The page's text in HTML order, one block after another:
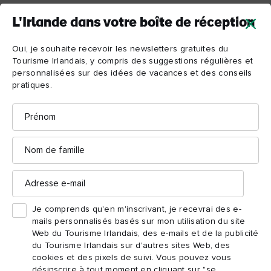
L'Irlande dans votre boîte de réception
Oui, je souhaite recevoir les newsletters gratuites du
Tourisme Irlandais, y compris des suggestions régulières et
personnalisées sur des idées de vacances et des conseils
pratiques.
Prénom
Nom
Adresse
Je comprends qu'en m'inscrivant, je recevrai des e-
mails personnalisés basés sur mon utilisation du site
Web du Tourisme Irlandais, des e-mails et de la publicité
du Tourisme Irlandais sur d'autres sites Web, des
cookies et des pixels de suivi. Vous pouvez vous
Charger plus
L'Irlande dans votre boîte de
Oui, je souhaite recevoir les newsletters gratuites du
Tourisme Irlandais, y compris des suggestions
régulières et personnalisées sur des idées de
vacances et des conseils pratiques.
Prénom
Adresse